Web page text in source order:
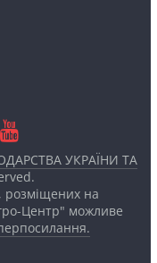
УКРАЇНИ ТА
розміщених на
Центр" можливе